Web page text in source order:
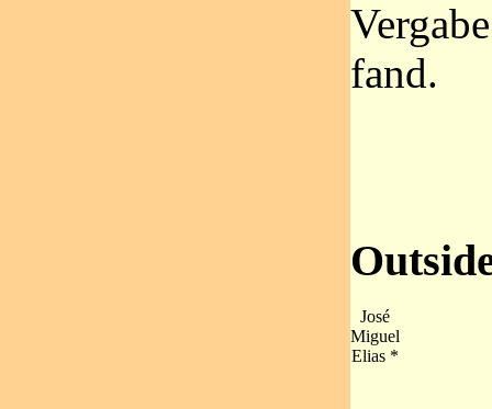
fand.
José
Miguel
Elias *